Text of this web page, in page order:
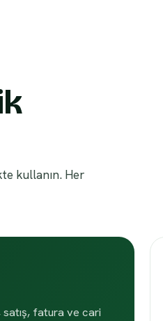
kullanın. Her
fatura ve cari